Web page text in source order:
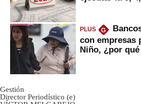
PLUS G
con empresas
Niño, ¿por
Gestión
Director Periodístico (e)